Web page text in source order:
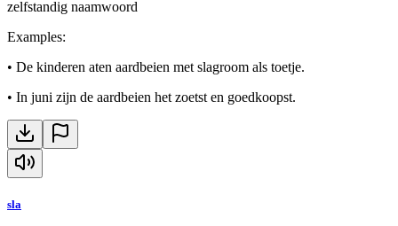
zelfstandig naamwoord
Examples:
• De kinderen aten aardbeien met slagroom als toetje.
• In juni zijn de aardbeien het zoetst en goedkoopst.
sla